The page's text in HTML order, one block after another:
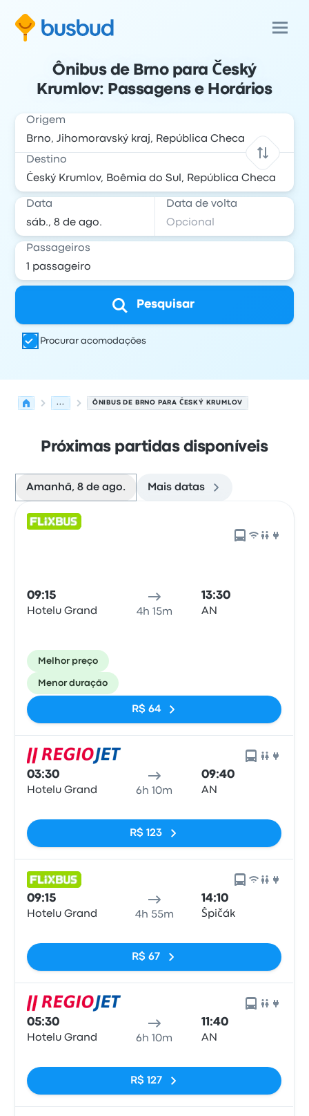
Ônibus de Brno para Český
Krumlov: Passagens e Horários
Origem
Destino
Data Data de volta
Passageiros
Pesquisar
Procurar acomodações
... ÔNIBUS DE BRNO PARA ČESKÝ KRUMLOV
Próximas partidas disponíveis
Amanhã, 8 de ago. Mais datas
09:15
Hotelu Grand 4h 15m
13:30
AN
Melhor preço
Menor duração
R$ 64
03:30
Hotelu Grand 6h 10m
09:40
AN
R$ 123
09:15
Hotelu Grand 4h 55m
14:10
Špičák
R$ 67
05:30
Hotelu Grand 6h 10m
11:40
AN
R$ 127